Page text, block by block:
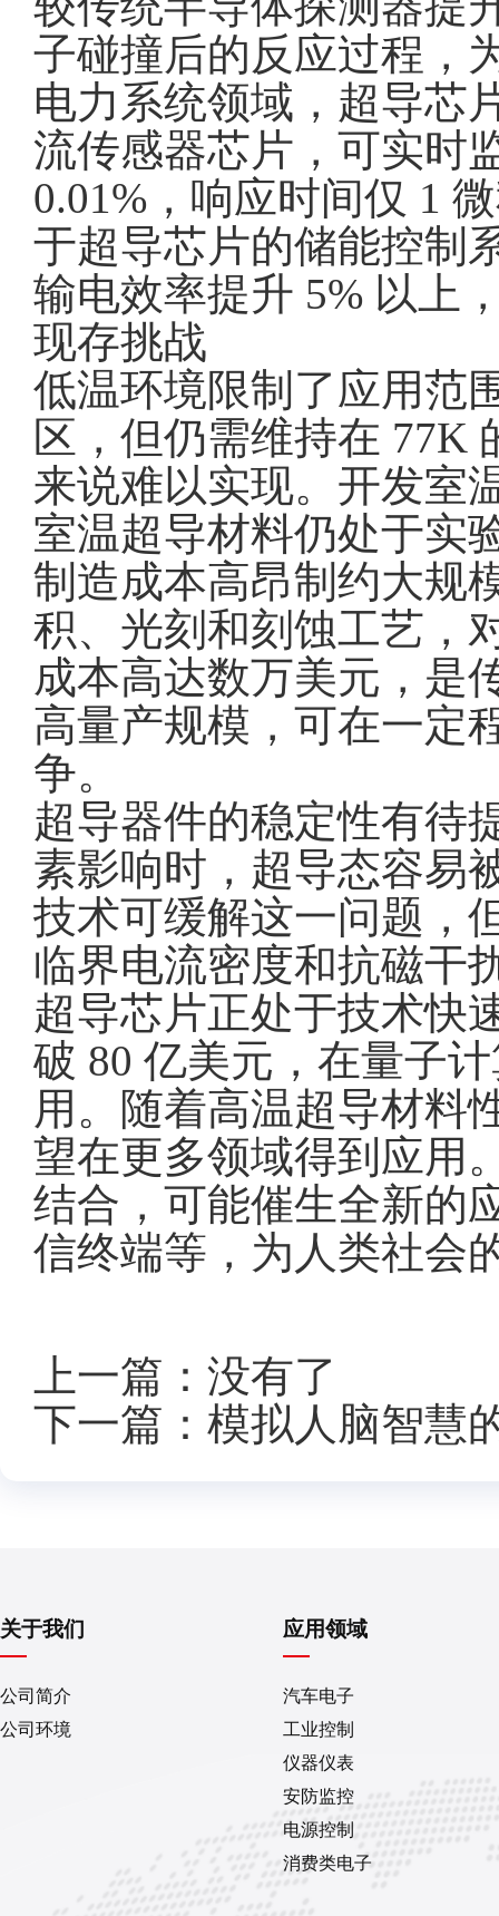
子碰撞后的反应过程，
电力系统领域，超导芯
流传感器芯片，可实时
0.01%，响应时间仅 1
于超导芯片的储能控制
输电效率提升 5% 以上
现存挑战
低温环境限制了应用范
区，但仍需维持在 77K
来说难以实现。开发室
室温超导材料仍处于实
制造成本高昂制约大规
积、光刻和刻蚀工艺，
成本高达数万美元，是
高量产规模，可在一定
争。
超导器件的稳定性有待
素影响时，超导态容易
技术可缓解这一问题，
临界电流密度和抗磁干
超导芯片正处于技术快
破 80 亿美元，在量子
用。随着高温超导材料
望在更多领域得到应用
结合，可能催生全新的
信终端等，为人类社会
上一篇： 没有了
下一篇： 模拟人脑智慧
关于我们
公司简介
公司环境
应用领域
汽车电子
工业控制
仪器仪表
安防监控
电源控制
消费类电子